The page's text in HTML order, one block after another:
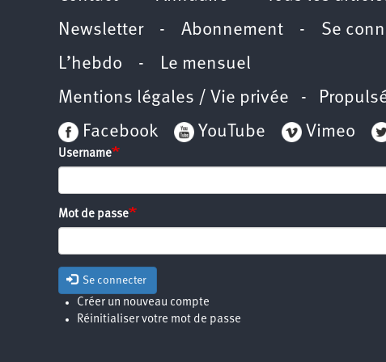
Newsletter- Abonnement - Se
L’hebdo - Le mensuel
Mentions légales / Vie privée -
Facebook
YouTube Vimeo
Username
Mot de passe
Se connecter
Créer un nouveau compte
Réinitialiser votre mot de passe